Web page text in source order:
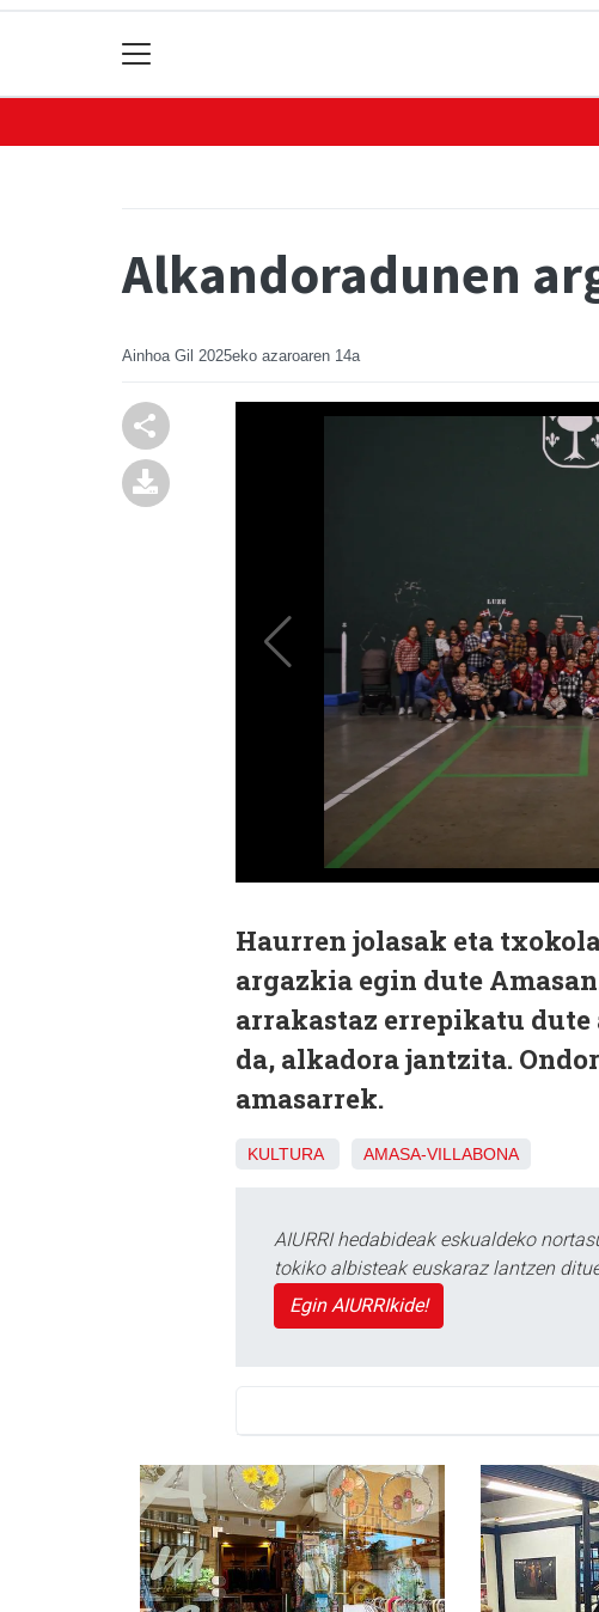
Alkandoradunen
Ainhoa Gil 2025eko azaroaren 14a
Haurren jolasak eta
argazkia egin dute
arrakastaz errepikatu
da, alkadora jantzita.
amasarrek.
KULTURA AMASA-VILLABONA
AIURRI hedabideak eskualdeko
tokiko albisteak euskaraz lantzen
Egin AIURRIkide!